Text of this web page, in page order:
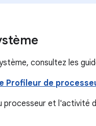
consultez les
Profileur de
processeur et l'activité